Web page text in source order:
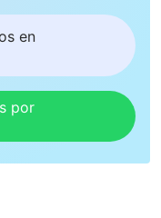
en
por